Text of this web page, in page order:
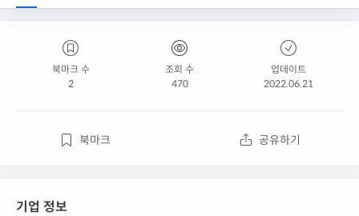
북마크 수
2
조회 수
470
업데이트
2022.06.21
북마크 공유하기
기업 정보